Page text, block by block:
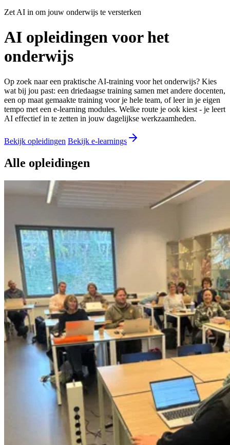
Zet AI in om jouw onderwijs te versterken
AI opleidingen voor het
onderwijs
Op zoek naar een praktische AI-training voor het onderwijs? Kies
wat bij jou past: een driedaagse training samen met andere docenten,
een op maat gemaakte training voor je hele team, of leer in je eigen
tempo met een e-learning modules. Welke route je ook kiest - je leert
AI effectief in te zetten in jouw dagelijkse werkzaamheden.
Bekijk opleidingen Bekijk e-learnings
Alle opleidingen